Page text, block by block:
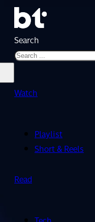
Search
Watch
Playlist
Short & Reels
Read